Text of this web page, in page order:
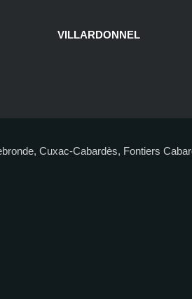
VILLARDONNEL
Cuxac-Cabardès, Fontiers